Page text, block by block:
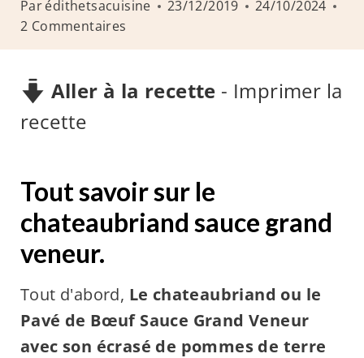
u
Parédithetsacuisine 23/12/2019
24/10/2024
2 Commentaires
Aller à la recette - Imprimer la
recette
Tout savoir sur le
chateaubriand sauce grand
veneur.
Tout d'abord, Le chateaubriand ou le
Pavé de Bœuf Sauce Grand Veneur
avec son écrasé de pommes de terre